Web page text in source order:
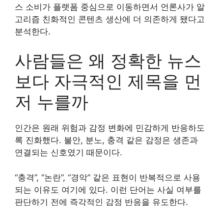
스 소비가 플랫폼 중심으로 이동하면서 언론사가 알
고리즘 친화적인 콘텐츠 생산에 더 의존하게 됐다고
분석한다.
사람들은 왜 정확한 뉴스
보다 자극적인 제목을 먼
저 누를까
인간은 원래 위험과 감정 변화에 민감하게 반응하도
록 진화했다. 불안, 분노, 충격 같은 감정은 생존과
연결되는 신호였기 때문이다.
“충격”, “논란”, “경악” 같은 표현이 반복적으로 사용
되는 이유도 여기에 있다. 이런 단어는 사실 여부를
판단하기 전에 즉각적인 감정 반응을 유도한다.